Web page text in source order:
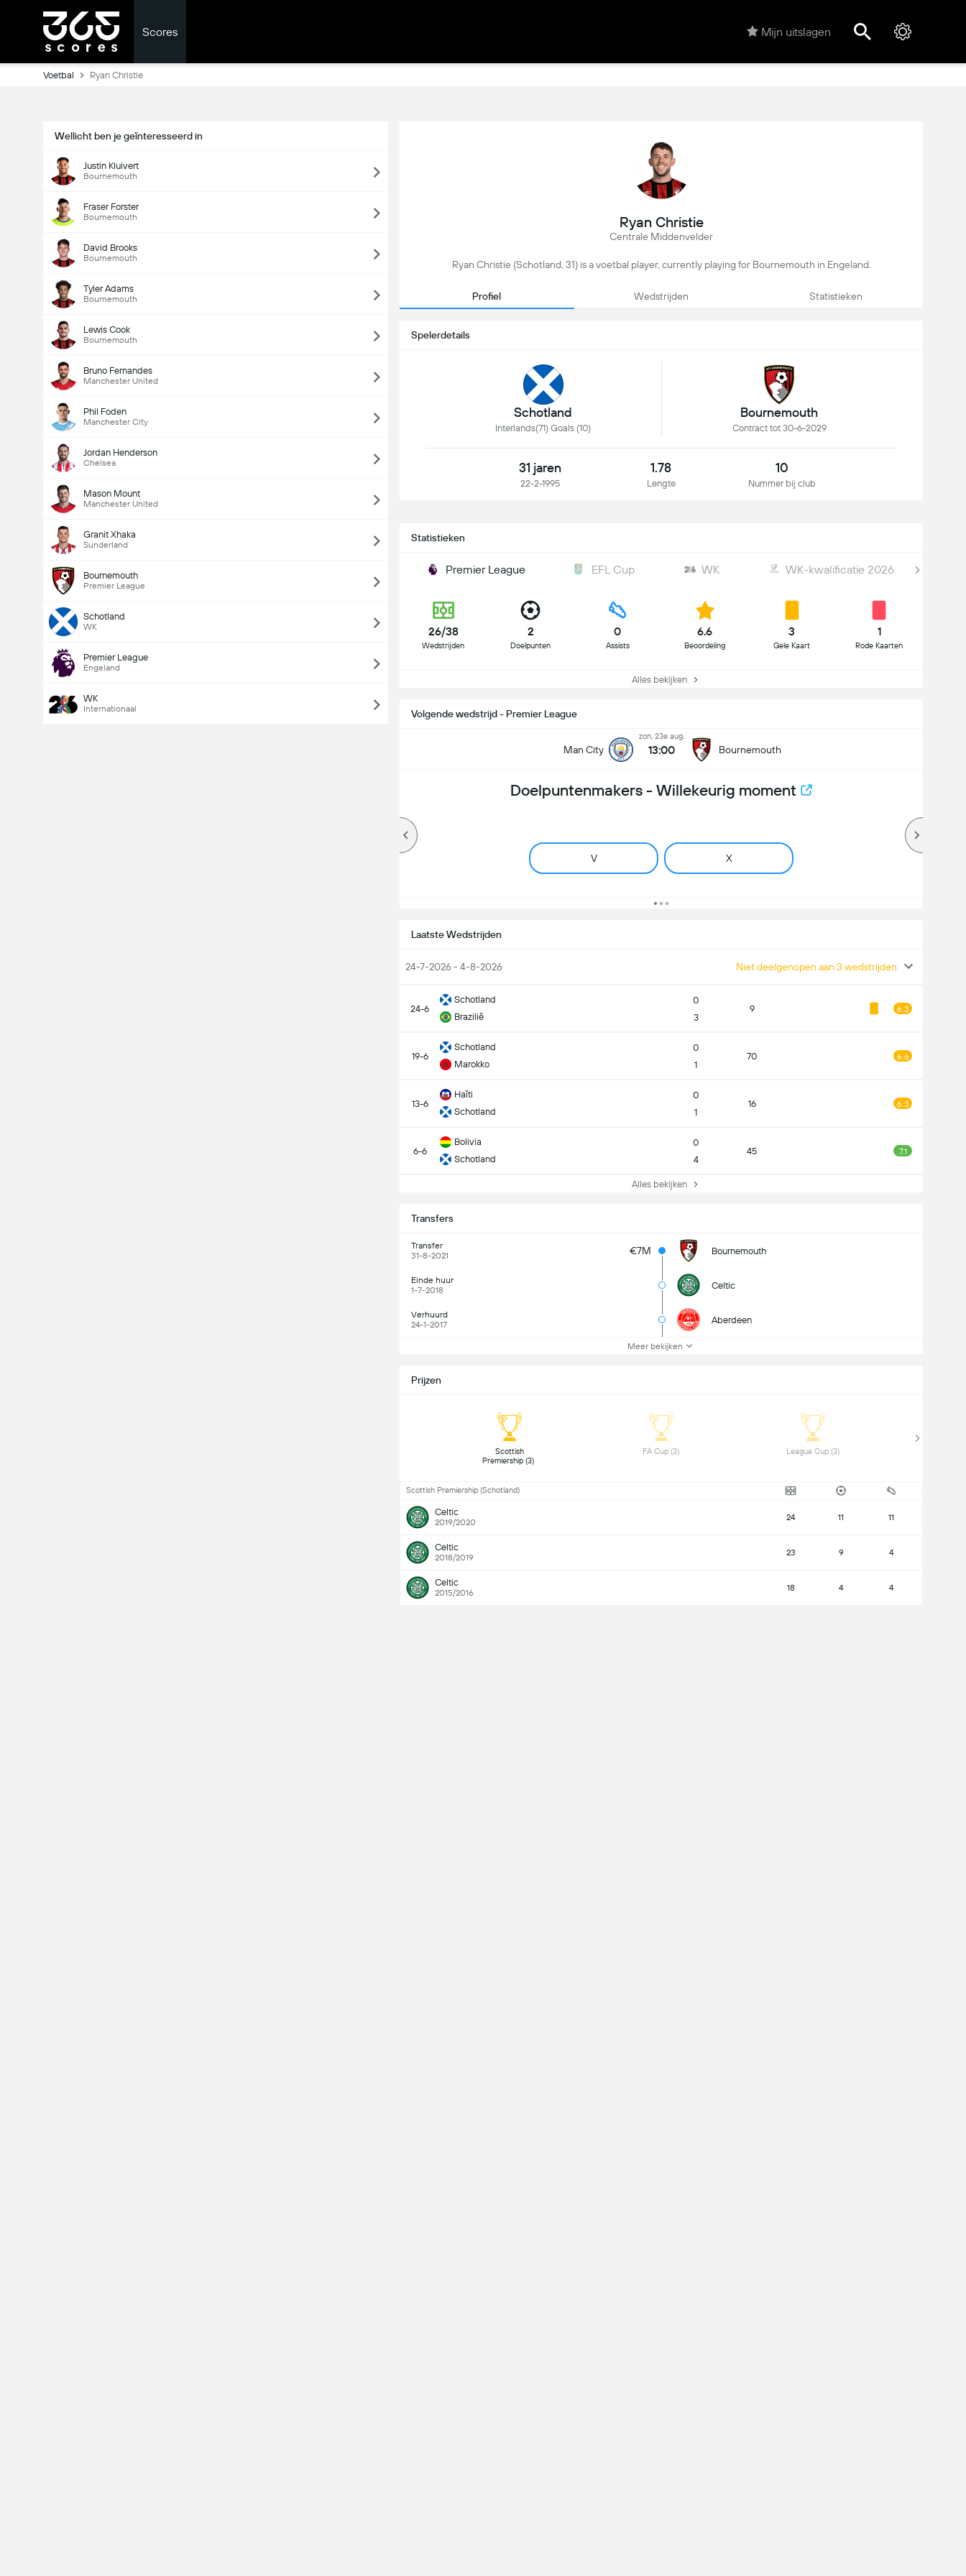
Scores Mijn uitslagen
Voetbal Ryan Christie
Wellicht ben je geïnteresseerd in
Justin Kluivert
Bournemouth
Fraser Forster
Bournemouth
David Brooks
Bournemouth
Tyler Adams
Bournemouth
Lewis Cook
Bournemouth
Bruno Fernandes
Manchester United
Phil Foden
Manchester City
Jordan Henderson
Chelsea
Mason Mount
Manchester United
Granit Xhaka
Sunderland
Bournemouth
Premier League
Schotland
WK
Premier League
Engeland
WK
Internationaal
Ryan Christie
Centrale Middenvelder
Ryan Christie (Schotland, 31) is a voetbal player, currently playing for Bournemouth in Engeland.
Profiel Wedstrijden Statistieken
Spelerdetails
Schotland
Interlands(71) Goals (10)
Bournemouth
Contract tot 30-6-2029
31 jaren
22-2-1995
1.78
Lengte
10
Nummer bij club
Statistieken
Premier League EFL Cup WK WK-kwalificatie 2026
26/38
Wedstrijden
2
Doelpunten
0
Assists
6.6
Beoordeling
3
Gele Kaart
1
Rode Kaarten
Alles bekijken
Volgende wedstrijd - Premier League
Man City
zon, 23e aug.
13:00 Bournemouth
Doelpuntenmakers - Willekeurig moment
V X
Laatste Wedstrijden
24-7-2026 - 4-8-2026 Niet deelgenopen aan 3 wedstrijden
24-6
Schotland
Brazilië
0
3
9 6.3
19-6
Schotland
Marokko
0
1
70 6.6
13-6
Haïti
Schotland
0
1
16 6.3
6-6
Bolivia
Schotland
0
4
45 7.1
Alles bekijken
Transfers
Transfer
31-8-2021
€7M Bournemouth
Einde huur
1-7-2018
Celtic
Verhuurd
24-1-2017
Aberdeen
Meer bekijken
Prijzen
Scottish
Scottish Premiership (Schotland)
Celtic
2019/2020 24 11 11
Celtic
2018/2019 23 9 4
Celtic
2015/2016 18 4 4